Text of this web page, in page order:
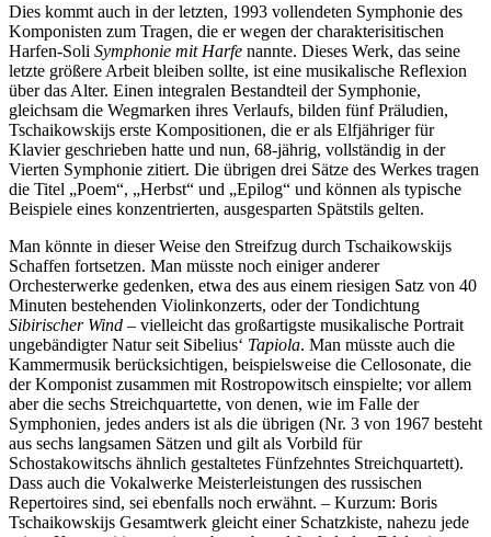
Dies kommt auch in der letzten, 1993 vollendeten Symphonie des
Komponisten zum Tragen, die er wegen der charakterisitischen
Harfen-Soli Symphonie mit Harfe nannte. Dieses Werk, das seine
letzte größere Arbeit bleiben sollte, ist eine musikalische Reflexion
über das Alter. Einen integralen Bestandteil der Symphonie,
gleichsam die Wegmarken ihres Verlaufs, bilden fünf Präludien,
Tschaikowskijs erste Kompositionen, die er als Elfjähriger für
Klavier geschrieben hatte und nun, 68-jährig, vollständig in der
Vierten Symphonie zitiert. Die übrigen drei Sätze des Werkes tragen
die Titel „Poem“, „Herbst“ und „Epilog“ und können als typische
Beispiele eines konzentrierten, ausgesparten Spätstils gelten.
Man könnte in dieser Weise den Streifzug durch Tschaikowskijs
Schaffen fortsetzen. Man müsste noch einiger anderer
Orchesterwerke gedenken, etwa des aus einem riesigen Satz von 40
Minuten bestehenden Violinkonzerts, oder der Tondichtung
Sibirischer Wind – vielleicht das großartigste musikalische Portrait
ungebändigter Natur seit Sibelius‘ Tapiola. Man müsste auch die
Kammermusik berücksichtigen, beispielsweise die Cellosonate, die
der Komponist zusammen mit Rostropowitsch einspielte; vor allem
aber die sechs Streichquartette, von denen, wie im Falle der
Symphonien, jedes anders ist als die übrigen (Nr. 3 von 1967 besteht
aus sechs langsamen Sätzen und gilt als Vorbild für
Schostakowitschs ähnlich gestaltetes Fünfzehntes Streichquartett).
Dass auch die Vokalwerke Meisterleistungen des russischen
Repertoires sind, sei ebenfalls noch erwähnt. – Kurzum: Boris
Tschaikowskijs Gesamtwerk gleicht einer Schatzkiste, nahezu jede